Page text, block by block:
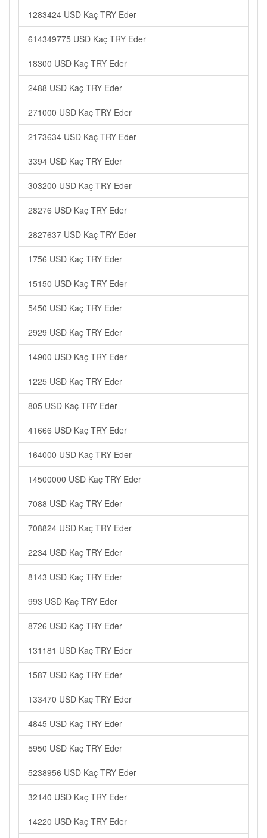
1283424 USD Kaç TRY Eder
614349775 USD Kaç TRY Eder
18300 USD Kaç TRY Eder
2488 USD Kaç TRY Eder
271000 USD Kaç TRY Eder
2173634 USD Kaç TRY Eder
3394 USD Kaç TRY Eder
303200 USD Kaç TRY Eder
28276 USD Kaç TRY Eder
2827637 USD Kaç TRY Eder
1756 USD Kaç TRY Eder
15150 USD Kaç TRY Eder
5450 USD Kaç TRY Eder
2929 USD Kaç TRY Eder
14900 USD Kaç TRY Eder
1225 USD Kaç TRY Eder
805 USD Kaç TRY Eder
41666 USD Kaç TRY Eder
164000 USD Kaç TRY Eder
14500000 USD Kaç TRY Eder
7088 USD Kaç TRY Eder
708824 USD Kaç TRY Eder
2234 USD Kaç TRY Eder
8143 USD Kaç TRY Eder
993 USD Kaç TRY Eder
8726 USD Kaç TRY Eder
131181 USD Kaç TRY Eder
1587 USD Kaç TRY Eder
133470 USD Kaç TRY Eder
4845 USD Kaç TRY Eder
5950 USD Kaç TRY Eder
5238956 USD Kaç TRY Eder
32140 USD Kaç TRY Eder
14220 USD Kaç TRY Eder